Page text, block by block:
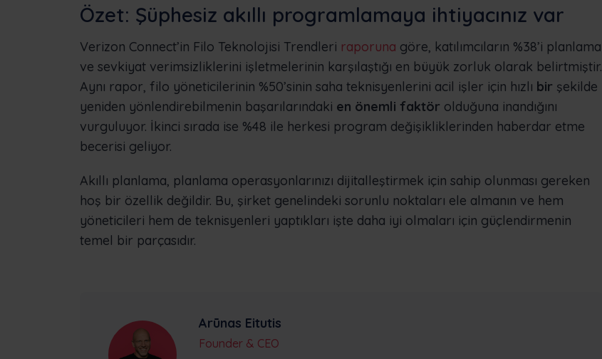
Özet: Şüphesiz akıllı programlamaya ihtiyacınız var
Verizon Connect’in Filo Teknolojisi Trendleri raporuna göre, katılımcıların %38’i planlama
ve sevkiyat verimsizliklerini işletmelerinin karşılaştığı en büyük zorluk olarak belirtmiştir.
Aynı rapor, filo yöneticilerinin %50’sinin saha teknisyenlerini acil işler için hızlı bir şekilde
yeniden yönlendirebilmenin başarılarındaki en önemli faktör olduğuna inandığını
vurguluyor. İkinci sırada ise %48 ile herkesi program değişikliklerinden haberdar etme
becerisi geliyor.
Akıllı planlama, planlama operasyonlarınızı dijitalleştirmek için sahip olunması gereken
hoş bir özellik değildir. Bu, şirket genelindeki sorunlu noktaları ele almanın ve hem
yöneticileri hem de teknisyenleri yaptıkları işte daha iyi olmaları için güçlendirmenin
temel bir parçasıdır.
Arūnas Eitutis
Founder & CEO